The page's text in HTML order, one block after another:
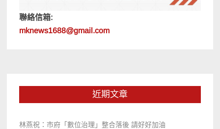
聯絡信箱:
mknews1688@gmail.com
近期文章
林燕祝：市府「數位治理」整合落後 請好好加油